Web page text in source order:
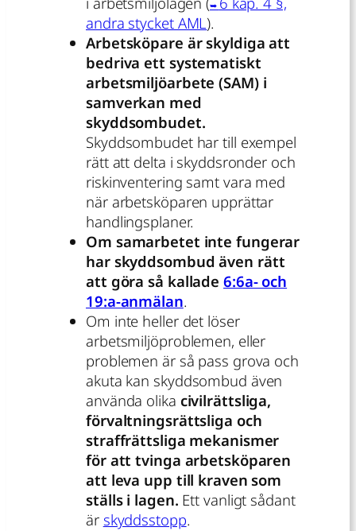
andra stycket AML).
Arbetsköpare är skyldiga att
bedriva ett systematiskt
arbetsmiljöarbete (SAM) i
samverkan med
skyddsombudet.
Skyddsombudet har till exempel
rätt att delta i skyddsronder och
riskinventering samt vara med
när arbetsköparen upprättar
handlingsplaner.
Om samarbetet inte fungerar
har skyddsombud även rätt
att göra så kallade 6:6a- och
19:a-anmälan.
Om inte heller det löser
arbetsmiljöproblemen, eller
problemen är så pass grova och
akuta kan skyddsombud även
använda olika civilrättsliga,
förvaltningsrättsliga och
straffrättsliga mekanismer
för att tvinga arbetsköparen
att leva upp till kraven som
ställs i lagen. Ett vanligt sådant
är skyddsstopp.